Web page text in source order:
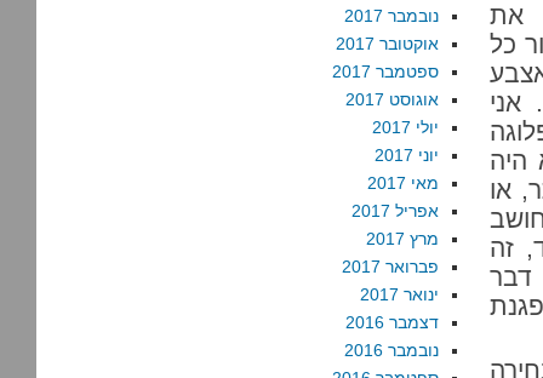
את
כל
אני
היה
או
זה
דבר
נובמבר 2017
אוקטובר 2017
ספטמבר 2017
אוגוסט 2017
יולי 2017
יוני 2017
מאי 2017
אפריל 2017
מרץ 2017
פברואר 2017
ינואר 2017
דצמבר 2016
נובמבר 2016